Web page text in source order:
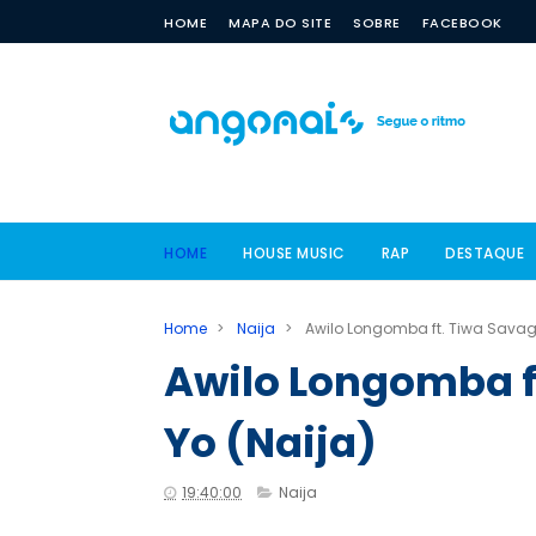
HOME MAPA DO SITE SOBRE FACEBOOK
HOME HOUSE MUSIC RAP DESTAQUE
Home > Naija > Awilo Longomba ft. Tiwa
Awilo Longomba
Yo (Naija)
19:40:00 Naija